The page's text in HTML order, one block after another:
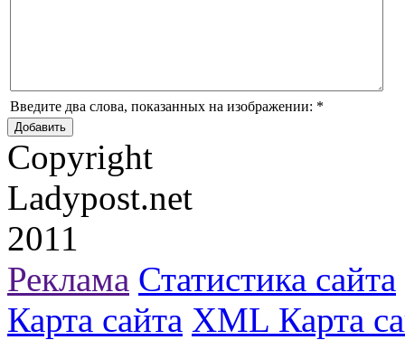
Введите два слова, показанных на изображении: *
Copyright
Ladypost.net
2011
Реклама Статистика сайта
Карта сайта XML Карта